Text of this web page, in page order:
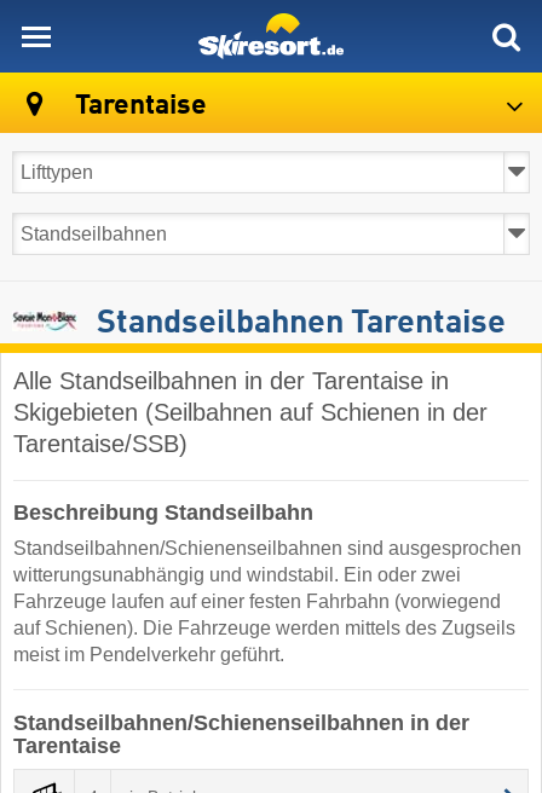
Tarentaise
Standseilbahnen Tarentaise
Alle Standseilbahnen in der Tarentaise in
Skigebieten (Seilbahnen auf Schienen in der
Tarentaise/SSB)
Beschreibung Standseilbahn
Standseilbahnen/Schienenseilbahnen sind ausgesprochen
witterungsunabhängig und windstabil. Ein oder zwei
Fahrzeuge laufen auf einer festen Fahrbahn (vorwiegend
auf Schienen). Die Fahrzeuge werden mittels des Zugseils
meist im Pendelverkehr geführt.
Standseilbahnen/Schienenseilbahnen in der
Tarentaise